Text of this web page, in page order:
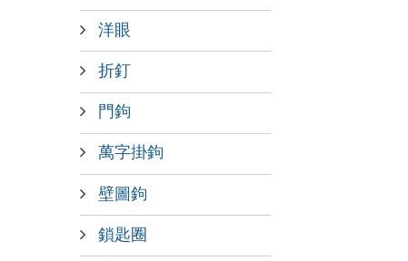
洋眼
折釘
門鉤
萬字掛鉤
壁圖鉤
鎖匙圈